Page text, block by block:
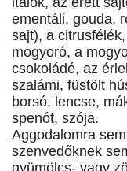
ementáli, gouda,
sajt), a
mogyoró, a
csokoládé, az
szalámi, füstölt
borsó, lencse,
spenót, szója.
Aggodalomra
szenvedőknek